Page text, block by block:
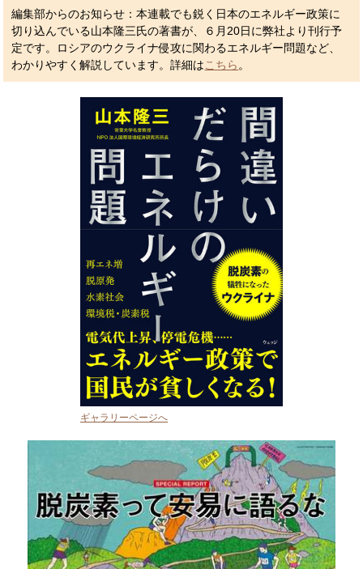
編集部からのお知らせ：本連載でも鋭く日本のエネルギー政策に
切り込んでいる山本隆三氏の著書が、６月20日に弊社より刊行予
定です。ロシアのウクライナ侵攻に関わるエネルギー問題など、
わかりやすく解説しています。詳細はこちら 。
ギャラリーページへ